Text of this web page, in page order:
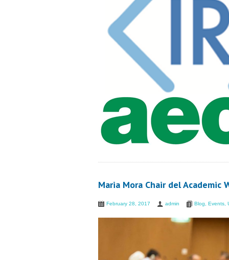
Maria Mora Chair del Academic
February 28, 2017 admin Blog Events